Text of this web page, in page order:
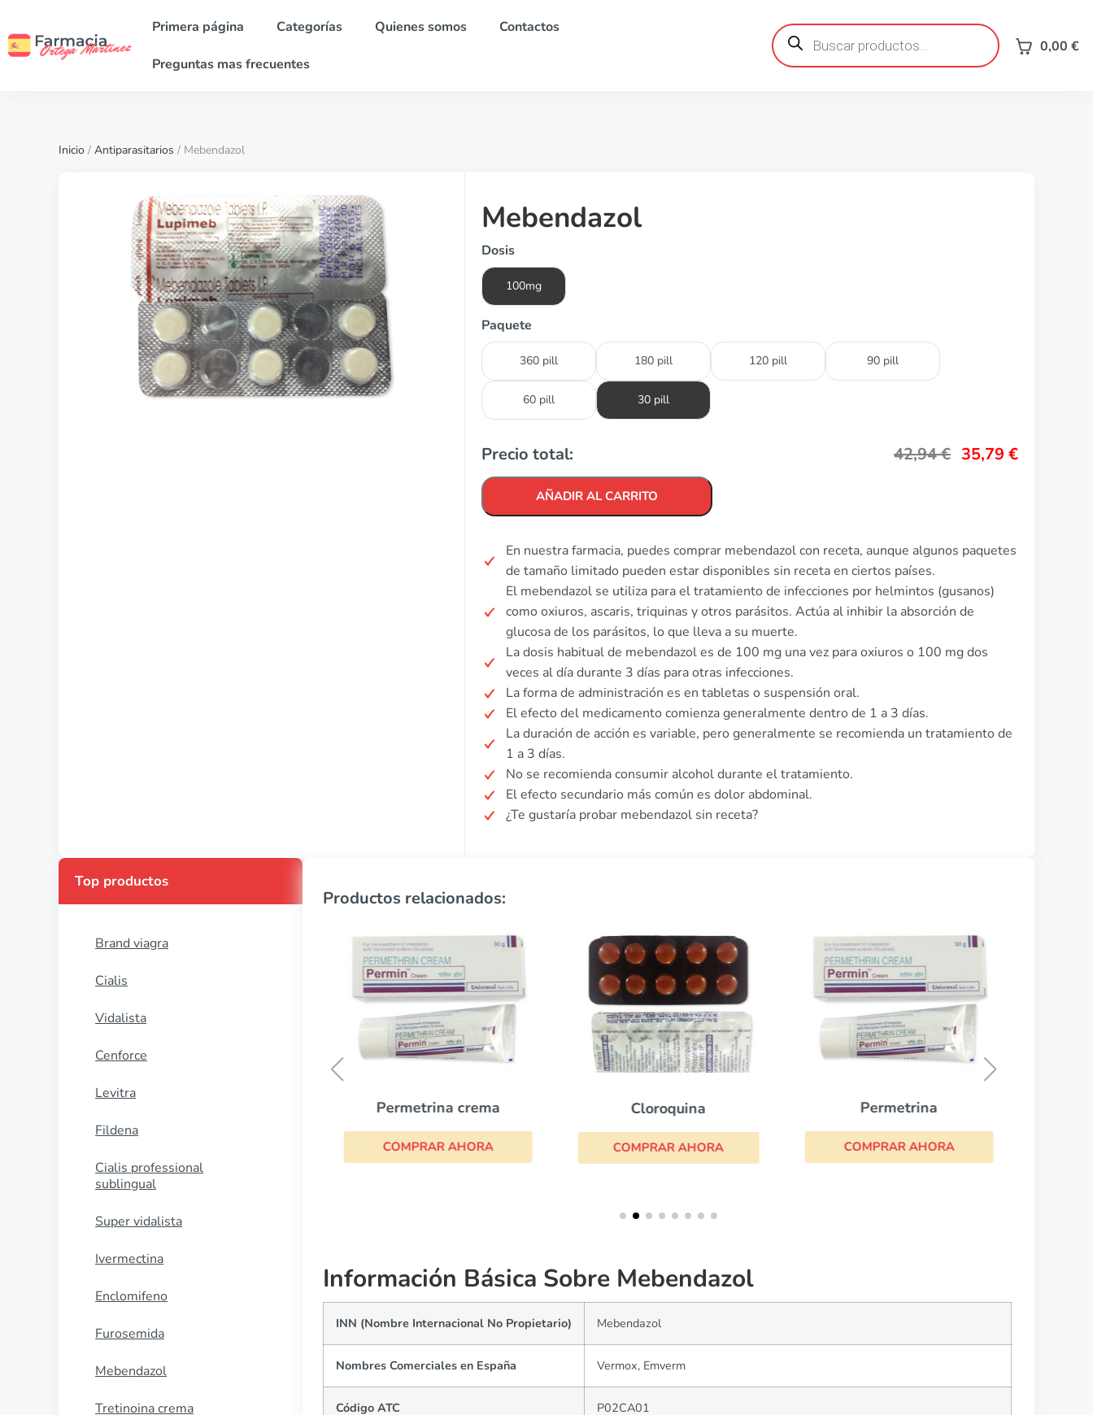
Primera página Categorías Quienes somos Contactos
Preguntas mas frecuentes
Búsqueda
de
productos 0,00 €
Inicio / Antiparasitarios / Mebendazol
Mebendazol
Dosis
100mg
Paquete
360 pill 180 pill 120 pill 90 pill
60 pill 30 pill
Precio total: 42,94€ 35,79 €
AÑADIR AL CARRITO
En nuestra farmacia, puedes comprar mebendazol con receta, aunque algunos paquetes
de tamaño limitado pueden estar disponibles sin receta en ciertos países.
El mebendazol se utiliza para el tratamiento de infecciones por helmintos (gusanos)
como oxiuros, ascaris, triquinas y otros parásitos. Actúa al inhibir la absorción de
glucosa de los parásitos, lo que lleva a su muerte.
La dosis habitual de mebendazol es de 100 mg una vez para oxiuros o 100 mg dos
veces al día durante 3 días para otras infecciones.
La forma de administración es en tabletas o suspensión oral.
El efecto del medicamento comienza generalmente dentro de 1 a 3 días.
La duración de acción es variable, pero generalmente se recomienda un tratamiento de
1 a 3 días.
No se recomienda consumir alcohol durante el tratamiento.
El efecto secundario más común es dolor abdominal.
¿Te gustaría probar mebendazol sin receta?
Top productos
Brand viagra
Cialis
Vidalista
Cenforce
Levitra
Fildena
Cialis professional
sublingual
Super vidalista
Ivermectina
Enclomifeno
Furosemida
Mebendazol
Tretinoina crema
Productos relacionados:
Permetrina crema
COMPRAR AHORA
Cloroquina
COMPRAR AHORA
Permetrina
COMPRAR AHORA
Información Básica Sobre Mebendazol
INN (Nombre Internacional No Propietario) Mebendazol
Nombres Comerciales en España Vermox, Emverm
Código ATC P02CA01